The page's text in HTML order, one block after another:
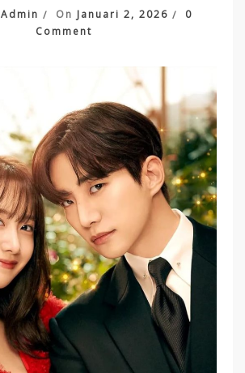
Admin On Januari 2, 2026
0
Comment
Lagi
Viral!
Drama
Netflix
Yang
Wajib
Masuk
Watchlist
Kamu